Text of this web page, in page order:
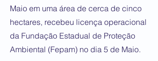
Maio em uma área de cerca de cinco
hectares, recebeu licença operacional
da Fundação Estadual de Proteção
Ambiental (Fepam) no dia 5 de Maio.